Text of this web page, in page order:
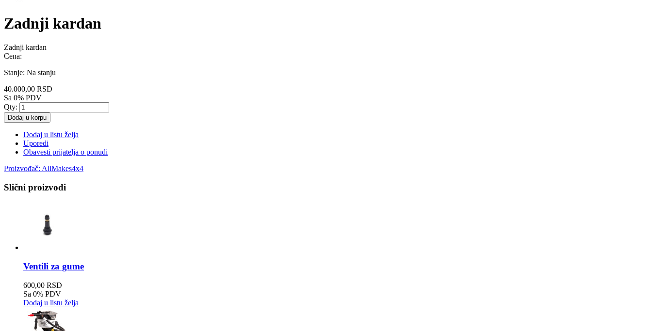
Zadnji kardan
Zadnji kardan
Cena:
Stanje: Na stanju
40.000,00 RSD
Sa 0% PDV
Qty:
Dodaj u korpu
Dodaj u listu želja
Uporedi
Obavesti prijatelja o ponudi
Proizvođač: AllMakes4x4
Slični proizvodi
Ventili za gume
600,00 RSD
Sa 0% PDV
Dodaj u listu želja